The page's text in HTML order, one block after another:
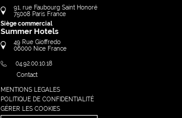
91, rue Faubourg Saint Honoré
75008 Paris France
Siège commercial
Summer Hotels
49 Rue Gioffredo
06000 Nice France
04.92.00.10.18
Contact
MENTIONS LEGALES
POLITIQUE DE CONFIDENTIALITÉ
GÉRER LES COOKIES
FRANÇAIS
ENGLISH